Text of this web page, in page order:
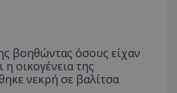
βοηθώντας όσους είχαν
η οικογένεια της
νεκρή σε βαλίτσα
YouTube
.youtube.com